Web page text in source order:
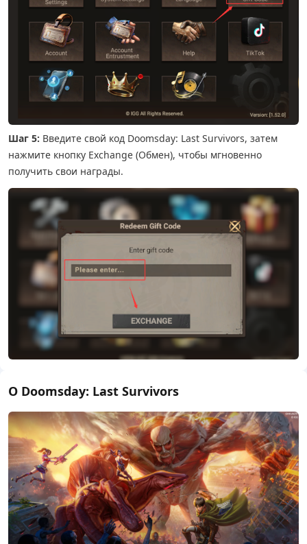
Шаг 5: Введите свой код Doomsday: Last Survivors, затем
нажмите кнопку Exchange (Обмен), чтобы мгновенно
получить свои награды.
О Doomsday: Last Survivors